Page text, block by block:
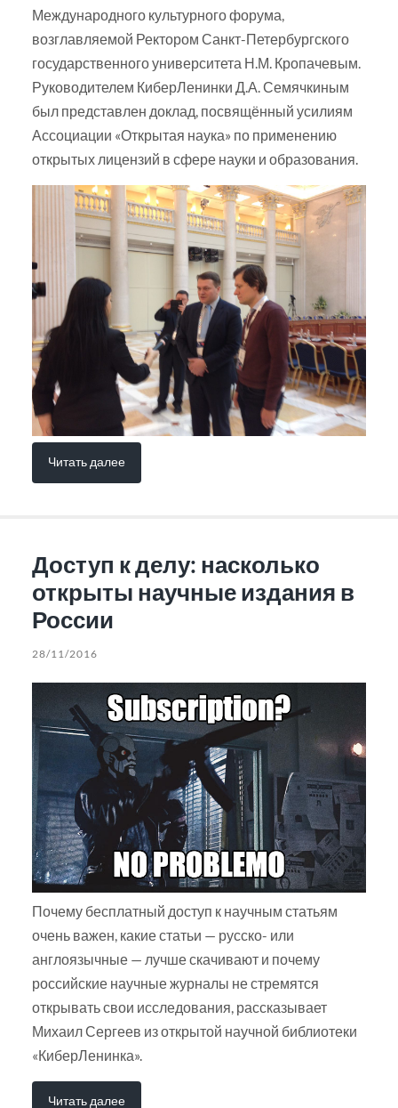
Международного культурного форума,
возглавляемой Ректором Санкт-Петербургского
государственного университета Н.М. Кропачевым.
Руководителем КиберЛенинки Д.А. Семячкиным
был представлен доклад, посвящённый усилиям
Ассоциации «Открытая наука» по применению
открытых лицензий в сфере науки и образования.
Читать далее
Доступ к делу: насколько
открыты научные издания в
России
28/11/2016
Почему бесплатный доступ к научным статьям
очень важен, какие статьи — русско- или
англоязычные — лучше скачивают и почему
российские научные журналы не стремятся
открывать свои исследования, рассказывает
Михаил Сергеев из открытой научной библиотеки
«КиберЛенинка».
Читать далее